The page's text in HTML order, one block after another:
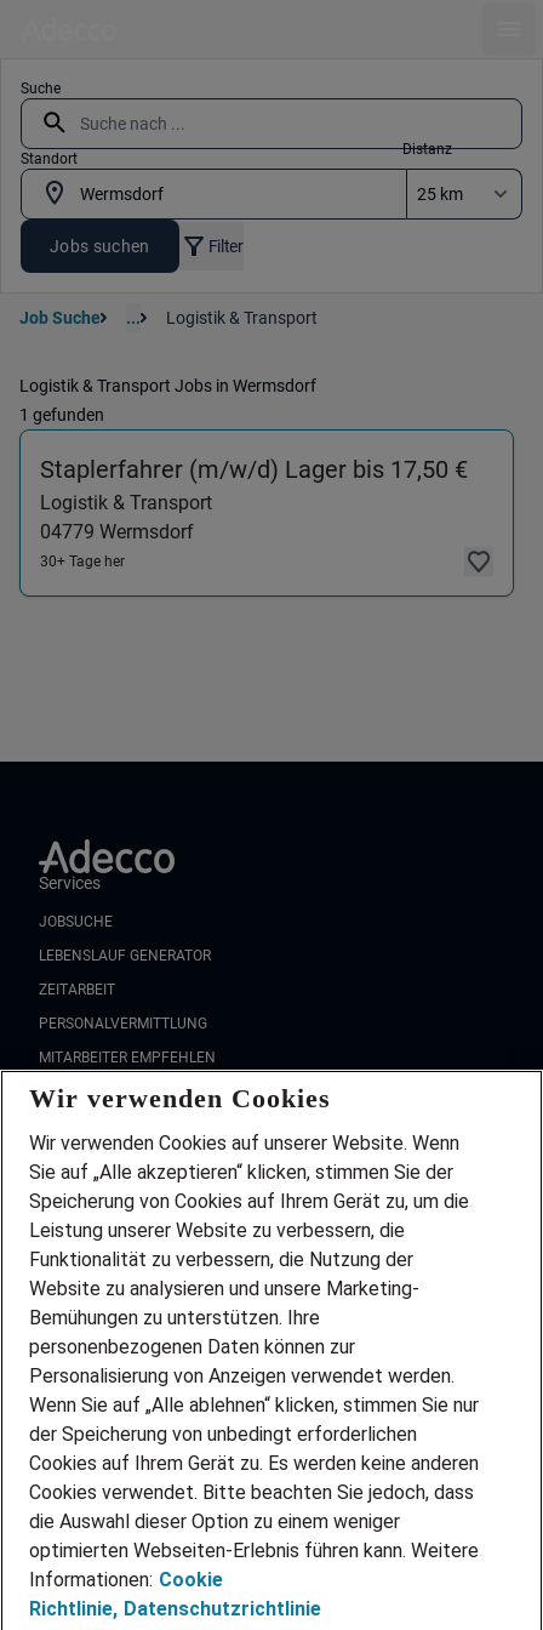
Suche
Standort
Distanz
Jobs suchen Filter
Job Suche ... Logistik & Transport
Logistik & Transport Jobs in Wermsdorf
1 gefunden
Staplerfahrer (m/w/d) Lager bis 17,50 €
Logistik & Transport
04779 Wermsdorf
30+ Tage her
Services
JOBSUCHE
LEBENSLAUF GENERATOR
ZEITARBEIT
PERSONALVERMITTLUNG
MITARBEITER EMPFEHLEN
FAQ
Wir stellen ein!
DEINE BERUFSGRUPPE
DEINE LEBENSSITUATION
PARTNERSHIP WITH AIRBUS
INITIATIV BEWERBEN
ÜBER UNS
STANDORTE
BLOG
PRESSE
KONTAKT
@Adecco 2026
IMPRESSUM
DATENSCHUTZ
Wir verwenden Cookies
Wir verwenden Cookies auf unserer Website. Wenn
Sie auf „Alle akzeptieren“ klicken, stimmen Sie der
Speicherung von Cookies auf Ihrem Gerät zu, um die
Leistung unserer Website zu verbessern, die
Funktionalität zu verbessern, die Nutzung der
Website zu analysieren und unsere Marketing-
Bemühungen zu unterstützen. Ihre
personenbezogenen Daten können zur
Personalisierung von Anzeigen verwendet werden.
Wenn Sie auf „Alle ablehnen“ klicken, stimmen Sie nur
der Speicherung von unbedingt erforderlichen
Cookies auf Ihrem Gerät zu. Es werden keine anderen
Cookies verwendet. Bitte beachten Sie jedoch, dass
die Auswahl dieser Option zu einem weniger
optimierten Webseiten-Erlebnis führen kann. Weitere
Informationen: Cookie
Richtlinie, Datenschutzrichtlinie